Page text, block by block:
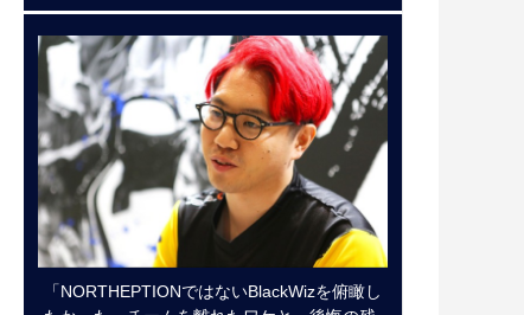
「NORTHEPTIONではないBlackWizを俯瞰し